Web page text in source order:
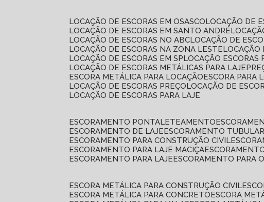
LOCAÇÃO DE ESCORAS EM OSASCO LOCAÇÃO DE
LOCAÇÃO DE ESCORAS EM SANTO ANDRÉ
LOCAÇÃO DE ESCORAS NO ABC LOCAÇÃO DE
LOCAÇÃO DE ESCORAS NA ZONA LESTE
LOCAÇÃO DE ESCORAS EM SP LOCAÇÃO
LOCAÇÃO DE ESCORAS METÁLICAS PARA LAJE
ESCORA METÁLICA PARA LOCAÇÃO
ESCORA PARA
LOCAÇÃO DE ESCORAS PREÇO LOCAÇÃO DE
LOCAÇÃO DE ESCORAS PARA LAJE
ESCORAMENTO PONTALETEAMENTO
ESCORAMENTO DE LAJE
ESCORAMENTO TUBULAR
ESCORAMENTO PARA CONSTRUÇÃO CIVIL
ESCORAMENTO PARA LAJE MACIÇA
ESCORAMENTO PARA LAJE
ESCORAMENTO PARA
ESCORA METÁLICA PARA CONSTRUÇÃO CIVIL
ESCORA METÁLICA PARA CONCRETO
ESCORA